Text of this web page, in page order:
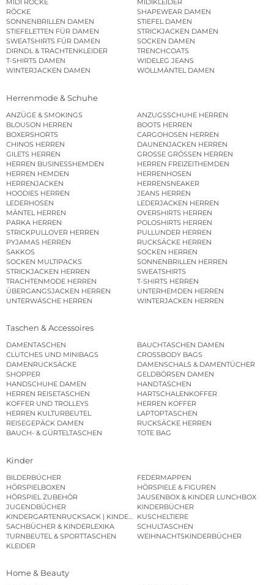
MIDI RÖCKE
MIDIKLEIDER
RÖCKE
SHAPEWEAR DAMEN
SONNENBRILLEN DAMEN
STIEFEL DAMEN
STIEFELETTEN FÜR DAMEN
STRICKJACKEN DAMEN
SWEATSHIRTS FÜR DAMEN
SOCKEN DAMEN
DIRNDL & TRACHTENKLEIDER
TRENCHCOATS
T-SHIRTS DAMEN
WIDELEG JEANS
WINTERJACKEN DAMEN
WOLLMÄNTEL DAMEN
Herrenmode & Schuhe
ANZÜGE & SMOKINGS
ANZUGSSCHUHE HERREN
BLOUSON HERREN
BOOTS HERREN
BOXERSHORTS
CARGOHOSEN HERREN
CHINOS HERREN
DAUNENJACKEN HERREN
GILETS HERREN
GROSSE GRÖSSEN HERREN
HERREN BUSINESSHEMDEN
HERREN FREIZEITHEMDEN
HERREN HEMDEN
HERRENHOSEN
HERRENJACKEN
HERRENSNEAKER
HOODIES HERREN
JEANS HERREN
LEDERHOSEN
LEDERJACKEN HERREN
MÄNTEL HERREN
OVERSHIRTS HERREN
PARKA HERREN
POLOSHIRTS HERREN
STRICKPULLOVER HERREN
PULLUNDER HERREN
PYJAMAS HERREN
RUCKSÄCKE HERREN
SAKKOS
SOCKEN HERREN
SOCKEN MULTIPACKS
SONNENBRILLEN HERREN
STRICKJACKEN HERREN
SWEATSHIRTS
TRACHTENMODE HERREN
T-SHIRTS HERREN
ÜBERGANGSJACKEN HERREN
UNTERHEMDEN HERREN
UNTERWÄSCHE HERREN
WINTERJACKEN HERREN
Taschen & Accessoires
DAMENTASCHEN
BAUCHTASCHEN DAMEN
CLUTCHES UND MINIBAGS
CROSSBODY BAGS
DAMENRUCKSÄCKE
DAMENSCHALS & DAMENTÜCHER
SHOPPER
GELDBÖRSEN DAMEN
HANDSCHUHE DAMEN
HANDTASCHEN
HERREN REISETASCHEN
HARTSCHALENKOFFER
KOFFER UND TROLLEYS
HERREN KOFFER
HERREN KULTURBEUTEL
LAPTOPTASCHEN
REISEGEPÄCK DAMEN
RUCKSÄCKE HERREN
BAUCH- & GÜRTELTASCHEN
TOTE BAG
Kinder
BILDERBÜCHER
FEDERMAPPEN
HÖRSPIELBOXEN
HÖRSPIELE & FIGUREN
HÖRSPIEL ZUBEHÖR
JAUSENBOX & KINDER LUNCHBOX
JUGENDBÜCHER
KINDERBÜCHER
KINDERGARTENRUCKSACK | KINDERGARTENBEUTEL
KUSCHELTIERE
SACHBÜCHER & KINDERLEXIKA
SCHULTASCHEN
TURNBEUTEL & SPORTTASCHEN
WEIHNACHTSKINDERBÜCHER
KLEIDER
Home & Beauty